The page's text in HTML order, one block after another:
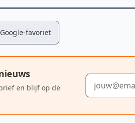
favoriet
en blijf op de
E-mailadres